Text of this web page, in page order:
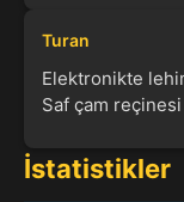
Turan
Elektronikte
Saf çam
İstatistikler